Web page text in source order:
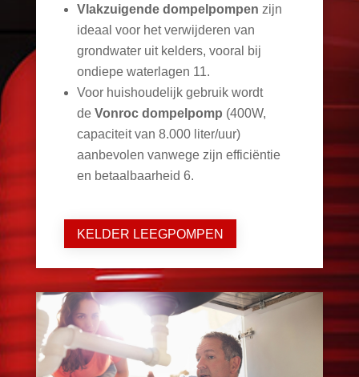
Vlakzuigende dompelpompen zijn
ideaal voor het verwijderen van
grondwater uit kelders, vooral bij
ondiepe waterlagen 11.
Voor huishoudelijk gebruik wordt
de Vonroc dompelpomp (400W,
capaciteit van 8.000 liter/uur)
aanbevolen vanwege zijn efficiëntie
en betaalbaarheid 6.
KELDER LEEGPOMPEN